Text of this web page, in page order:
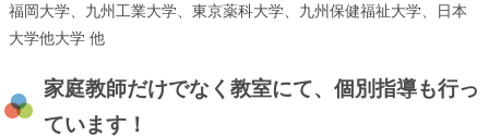
福岡大学、九州工業大学、東京薬科大学、九州保健福祉大学、日本
大学他大学 他
家庭教師だけでなく教室にて、個別指導も行っ
ています！